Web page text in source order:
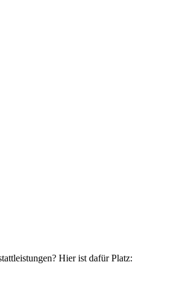
Hier ist dafür Platz: